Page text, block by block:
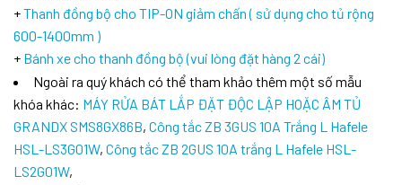
+Thanh đồng bộ cho TIP-ON giảm chấn ( sử dụng cho tủ rộng
600-1400mm )
+ Bánh xe cho thanh đồng bộ (vui lòng đặt hàng 2 cái)
Ngoài ra quý khách có thể tham khảo thêm một số mẫu
khóa khác: MÁY RỬA BÁT LẮP ĐẶT ĐỘC LẬP HOẶC ÂM TỦ
GRANDX SMS8GX86B, Công tắc ZB 3GUS 10A Trắng L Hafele
HSL-LS3G01W, Công tắc ZB 2GUS 10A trắng L Hafele HSL-
LS2G01W,